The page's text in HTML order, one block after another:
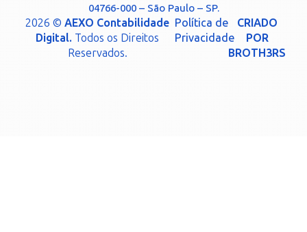
04766-000 – São Paulo – SP.
2026 ©AEXO Contabilidade
Digital. Todos os Direitos
Reservados.
Política de
Privacidade
CRIADO
POR
BROTH3RS